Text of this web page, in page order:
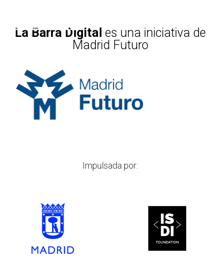
La Barra Digital es una iniciativa de
Madrid Futuro
Impulsada por: